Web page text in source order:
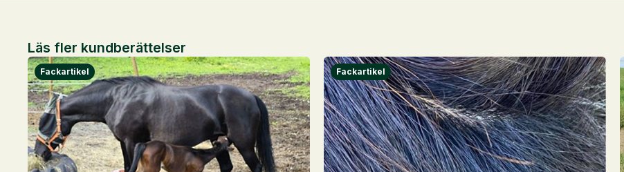
Läs fler kundberättelser